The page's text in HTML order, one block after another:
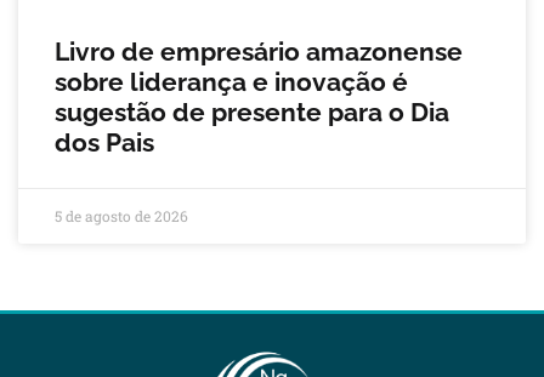
Livro de empresário amazonense
sobre liderança e inovação é
sugestão de presente para o Dia
dos Pais
5 de agosto de 2026